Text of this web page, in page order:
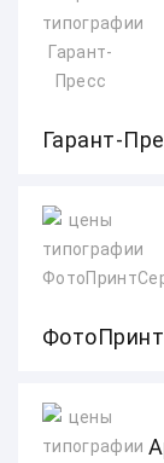
Гарант-